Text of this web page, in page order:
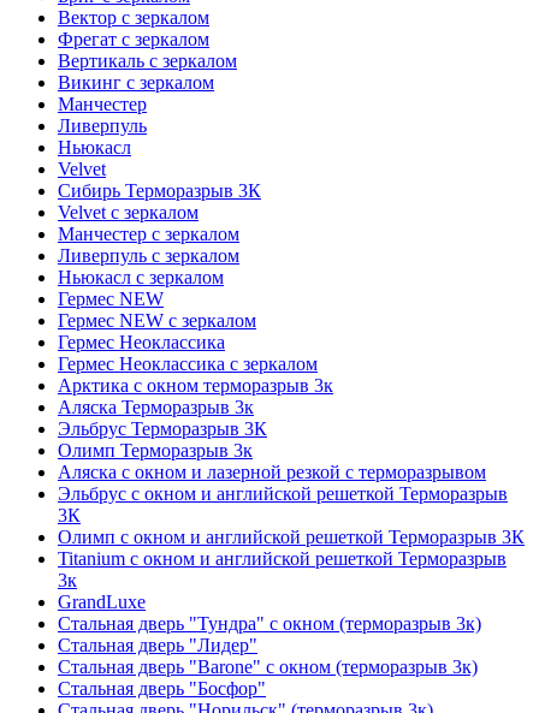
Вектор с зеркалом
Фрегат с зеркалом
Вертикаль с зеркалом
Викинг с зеркалом
Манчестер
Ливерпуль
Ньюкасл
Velvet
Сибирь Терморазрыв 3К
Velvet с зеркалом
Манчестер с зеркалом
Ливерпуль с зеркалом
Ньюкасл с зеркалом
Гермес NEW
Гермес NEW с зеркалом
Гермес Неоклассика
Гермес Неоклассика с зеркалом
Арктика с окном терморазрыв 3к
Аляска Терморазрыв 3к
Эльбрус Терморазрыв 3К
Олимп Терморазрыв 3к
Аляска с окном и лазерной резкой с терморазрывом
Эльбрус с окном и английской решеткой Терморазрыв
3К
Олимп с окном и английской решеткой Терморазрыв 3К
Titanium с окном и английской решеткой Терморазрыв
3к
GrandLuxe
Стальная дверь "Тундра" с окном (терморазрыв 3к)
Стальная дверь "Лидер"
Стальная дверь "Barone" с окном (терморазрыв 3к)
Стальная дверь "Босфор"